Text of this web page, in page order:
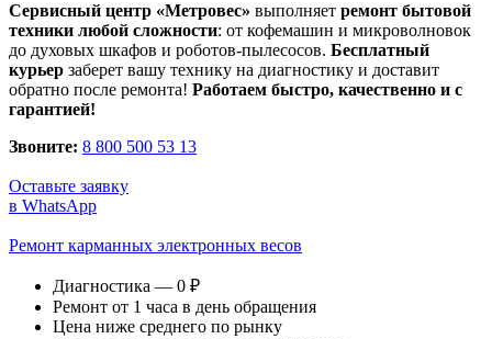
Сервисный центр «Метровес» выполняет ремонт бытовой
техники любой сложности: от кофемашин и микроволновок
до духовых шкафов и роботов-пылесосов. Бесплатный
курьер заберет вашу технику на диагностику и доставит
обратно после ремонта! Работаем быстро, качественно и с
гарантией!
Звоните: 8 800 500 53 13
Оставьте заявку
в WhatsApp
Ремонт карманных электронных весов
Диагностика — 0 ₽
Ремонт от 1 часа в день обращения
Цена ниже среднего по рынку